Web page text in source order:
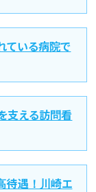
ている病院で
支える訪問看
待遇！川崎エ